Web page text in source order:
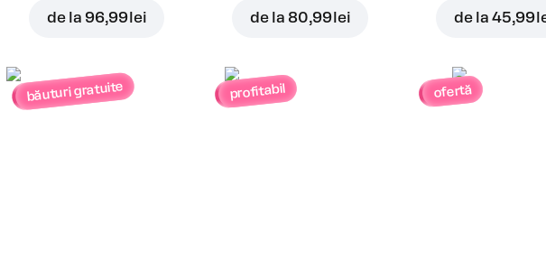
de la 96,99 lei de la 80,99 lei de la45,99
băuturi gratuite profitabil ofertă